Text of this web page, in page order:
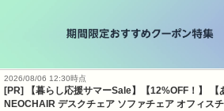
2026/08/06 12:30時点
[PR] 【暮らし応援サマーSale】【12%OFF！】 【
NEOCHAIR デスクチェア ソファチェア オフィス